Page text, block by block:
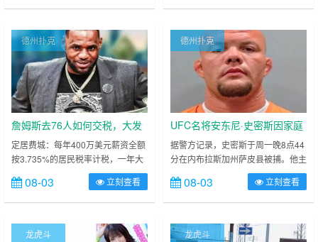
らっしゃい！ヤリ部屋501レーベ
ストロングレーベル： DIEGO简
有! !突然全力油门驰骋的1个决胜负!
……
德州扑克
詹姆斯去76人如何交税，大发
体育助力你的致富之路！【EV
扑克官网】
定居费城：每年400万美元薪资全额
按3.735%的居民税率计税，一年大
约要交15万美元。算法最直接。
……08-03 立刻查看
德州扑克
UFC名将安东尼·史密斯因家庭
纠纷被捕，面临三项重罪指
控，大发体育助力你的致富之
路！【EV扑克官网】
据警方记录，史密斯于周一晚8点44
分在内布拉斯加州萨皮县被捕。他主
动投案自首，未发生任何意外。
……08-03 立刻查看
龙虎斗 龙虎斗